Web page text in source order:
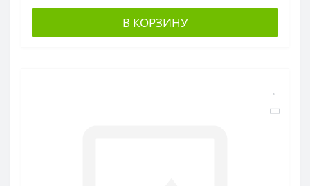
В КОРЗИНУ